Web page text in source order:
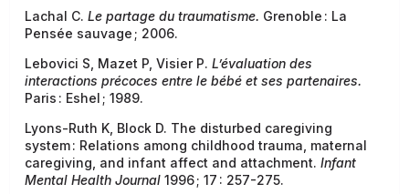
Lachal C. Le partage du traumatisme. Grenoble : La
Pensée sauvage ; 2006.
Lebovici S, Mazet P, Visier P. L’évaluation des
interactions précoces entre le bébé et ses partenaires.
Paris : Eshel ; 1989.
Lyons-Ruth K, Block D. The disturbed caregiving
system : Relations among childhood trauma, maternal
caregiving, and infant affect and attachment. Infant
Mental Health Journal 1996 ; 17 : 257-275.